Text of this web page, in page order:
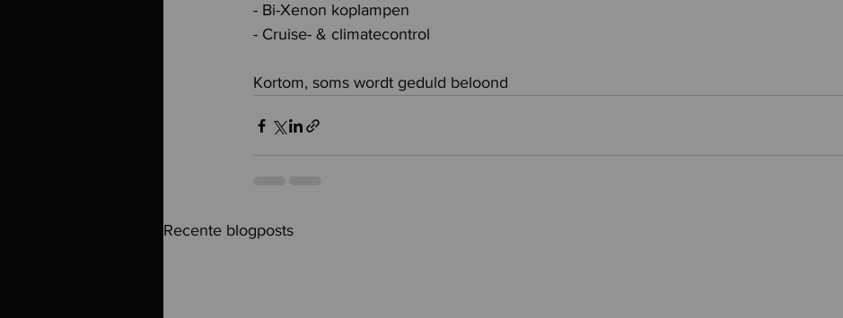
- Bi-Xenon koplampen
- Cruise- & climatecontrol
Kortom, soms wordt geduld beloond
Recente blogposts